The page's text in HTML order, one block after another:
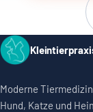
Moderne
Hund, Katze und